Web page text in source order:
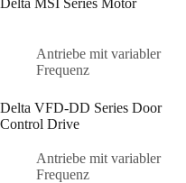
Delta MSI Series Motor
Antriebe mit variabler
Frequenz
Delta VFD-DD Series Door
Control Drive
Antriebe mit variabler
Frequenz